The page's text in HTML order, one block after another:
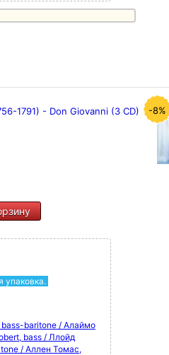
1791) - Don Giovanni (3 CD)
упаковка.
bass-baritone / Алаймо
bass / Ллойд
/ Аллен Томас,
-8%